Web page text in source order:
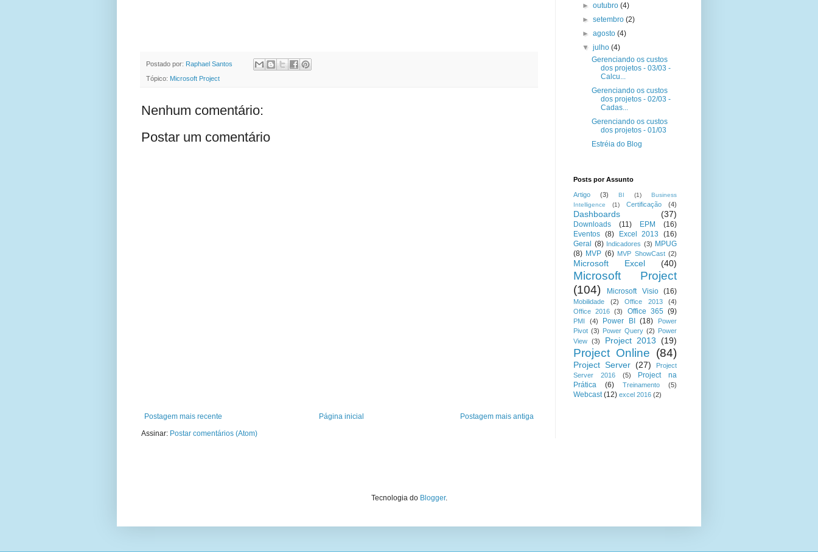
Postado por: Raphael Santos
Tópico: Microsoft Project
Nenhum comentário:
Postar um comentário
Postagem mais recente Postagem mais antiga
Página inicial
Assinar: Postar comentários (Atom)
►outubro(4)
►setembro(2)
►agosto(4)
▼julho(4)
Gerenciando os custos
dos projetos - 03/03 -
Calcu...
Gerenciando os custos
dos projetos - 02/03 -
Cadas...
Gerenciando os custos
dos projetos - 01/03
Estréia do Blog
Posts por Assunto
Artigo (3) BI (1)
Business
Intelligence
(1) Certificação (4)
Dashboards (37)
Downloads (11) EPM
(16)
Eventos (8) Excel 2013
(16)
Geral (8) Indicadores (3) MPUG
(8) MVP (6) MVP ShowCast (2)
Microsoft Excel (40)
Microsoft Project
(104)
Microsoft Visio (16)
Mobilidade (2) Office 2013
(4)
Office 2016
(3) Office 365 (9)
PMI (4) Power BI (18)
Power
Pivot (3) Power Query (2) Power
View
(3) Project 2013 (19)
Project Online (84)
Project Server (27)
Project
Server 2016
(5)
Project na
Prática
(6) Treinamento (5)
Webcast (12) excel 2016 (2)
Tecnologia do Blogger.